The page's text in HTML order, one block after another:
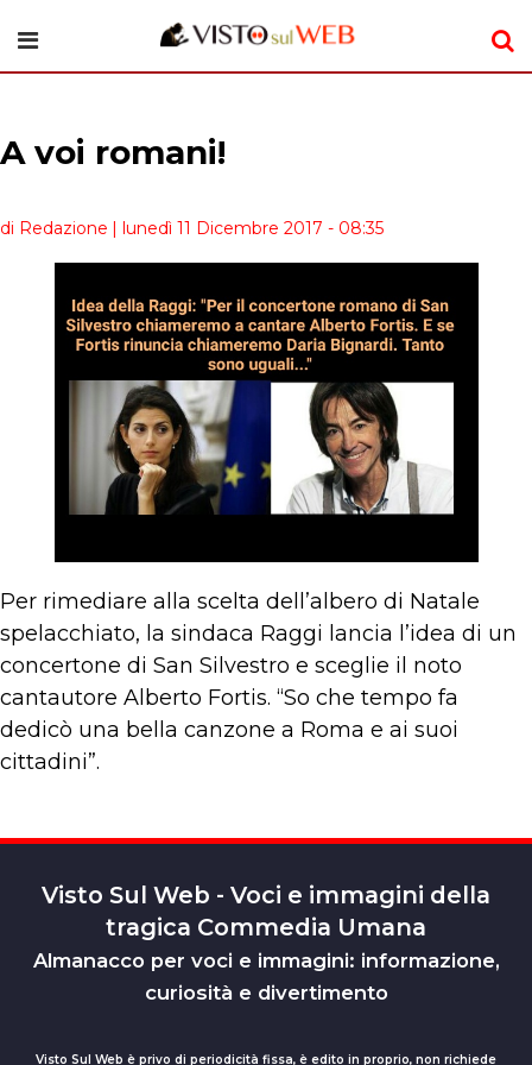
A voi romani!
di Redazione | lunedì 11 Dicembre 2017 - 08:35
Per rimediare alla scelta dell’albero di Natale
spelacchiato, la sindaca Raggi lancia l’idea di un
concertone di San Silvestro e sceglie il noto
cantautore Alberto Fortis. “So che tempo fa
dedicò una bella canzone a Roma e ai suoi
cittadini”.
Visto Sul Web - Voci e immagini della
tragica Commedia Umana
Almanacco per voci e immagini: informazione,
curiosità e divertimento
Visto Sul Web è privo di periodicità fissa, è edito in proprio, non richiede